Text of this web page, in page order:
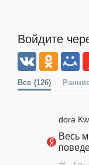
Войдите
Все (126)
dora
Весь